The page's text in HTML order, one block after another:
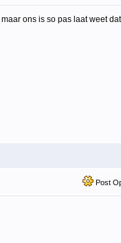
ons is so pas laat weet
Post